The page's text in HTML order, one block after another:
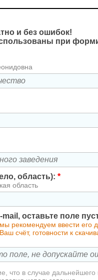
и без ошибок!
при
область): *
область
оставьте поле
рекомендуем ввести его
счёт, готовности к
что в случае